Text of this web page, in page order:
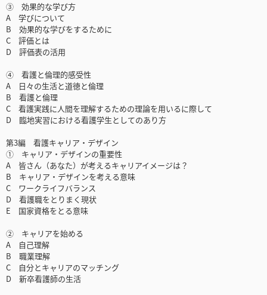
③ 効果的な学び方
A 学びについて
B 効果的な学びをするために
C 評価とは
D 評価表の活用
④ 看護と倫理的感受性
A 日々の生活と道徳と倫理
B 看護と倫理
C 看護実践に人間を理解するための理論を用いるに際して
D 臨地実習における看護学生としてのあり方
第3編 看護キャリア・デザイン
① キャリア・デザインの重要性
A 皆さん（あなた）が考えるキャリアイメージは？
B キャリア・デザインを考える意味
C ワークライフバランス
D 看護職をとりまく現状
E 国家資格をとる意味
② キャリアを始める
A 自己理解
B 職業理解
C 自分とキャリアのマッチング
D 新卒看護師の生活